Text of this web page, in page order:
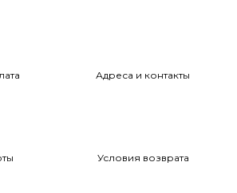
Адреса и контакты
Условия возврата